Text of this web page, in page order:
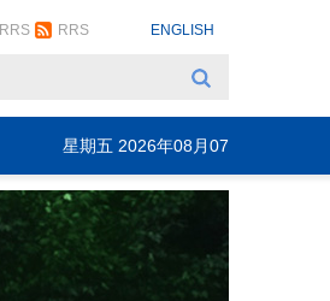
RRS RRS ENGLISH
星期五 2026年08月07